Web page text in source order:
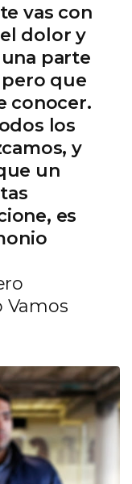
vas con
dolor y
parte
que
conocer.
los
y
un
es
Vamos